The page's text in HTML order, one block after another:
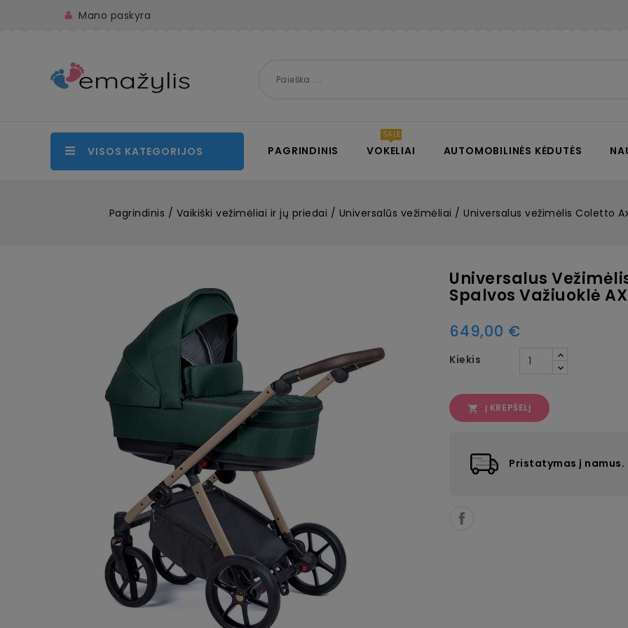
Mano paskyra
VISOS KATEGORIJOS PAGRINDINIS VOKELIAI AUTOMOBILINĖS KĖDUTĖS
Pagrindinis Vaikiški vežimėliai ir jų priedai Universalūs vežimėliai Universalus vežimėlis Coletto
Universalus
Spalvos Važiuoklė
649,00 €
Kiekis
 Į KREPŠELĮ
Pristatymas į namus.